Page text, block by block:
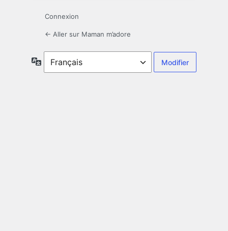
Connexion
← Aller sur Maman m’adore
Langue